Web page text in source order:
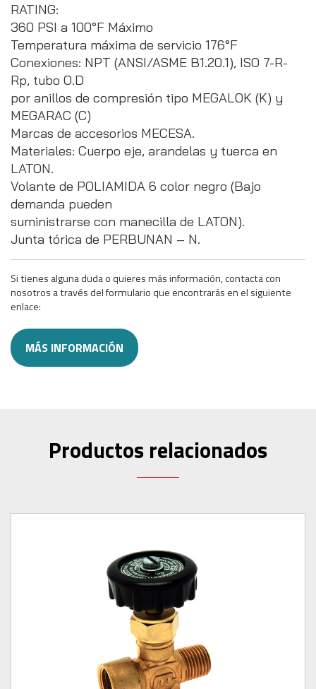
RATING:
360 PSI a 100°F Máximo
Temperatura máxima de servicio 176°F
Conexiones: NPT (ANSI/ASME B1.20.1), ISO 7-R-
Rp, tubo O.D
por anillos de compresión tipo MEGALOK (K) y
MEGARAC (C)
Marcas de accesorios MECESA.
Materiales: Cuerpo eje, arandelas y tuerca en
LATON.
Volante de POLIAMIDA 6 color negro (Bajo
demanda pueden
suministrarse con manecilla de LATON).
Junta tórica de PERBUNAN – N.
Si tienes alguna duda o quieres más información, contacta con
nosotros a través del formulario que encontrarás en el siguiente
enlace:
MÁS INFORMACIÓN
Productos relacionados